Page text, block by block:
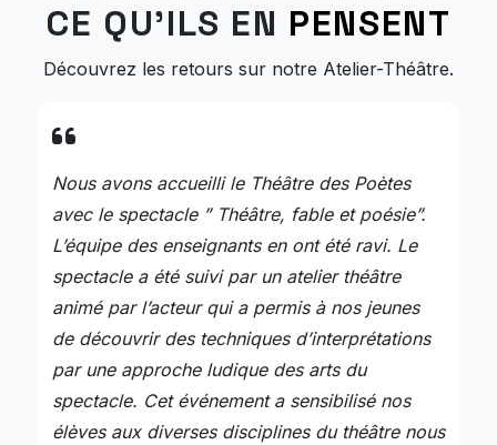
CE QU'ILS EN PENSENT
Découvrez les retours sur notre Atelier-Théâtre.
Nous avons accueilli le Théâtre des Poètes
avec le spectacle ” Théâtre, fable et poésie”.
L’équipe des enseignants en ont été ravi. Le
spectacle a été suivi par un atelier théâtre
animé par l’acteur qui a permis à nos jeunes
de découvrir des techniques d’interprétations
par une approche ludique des arts du
spectacle. Cet événement a sensibilisé nos
élèves aux diverses disciplines du théâtre nous